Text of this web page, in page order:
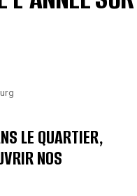
LE QUARTIER,
NOS